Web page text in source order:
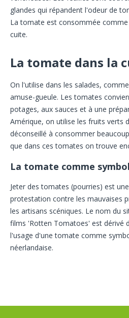
glandes qui répandent l'odeur de
La tomate est consommée
cuite.
La tomate dans la
On l'utilise dans les salades,
amuse-gueule. Les tomates
potages, aux sauces et à une
Amérique, on utilise les fruits verts
déconseillé à consommer
que dans ces tomates on trouve
La tomate comme
Jeter des tomates (pourries) est
protestation contre les mauvaises
les artisans scéniques. Le nom du
films 'Rotten Tomatoes' est dérivé
l'usage d'une tomate comme
néerlandaise.